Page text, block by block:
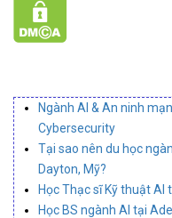
Ngành AI & An ninh
Cybersecurity
Tại sao nên du học
Dayton, Mỹ?
Học Thạc sĩ Kỹ thuật
Học BS ngành AI tại